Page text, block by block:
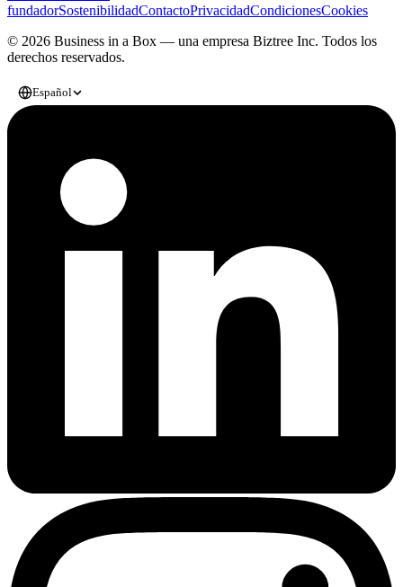
fundadorSostenibilidadContactoPrivacidadCondicionesCookies
© 2026 Business in a Box — una empresa Biztree Inc. Todos los
derechos reservados.
Español